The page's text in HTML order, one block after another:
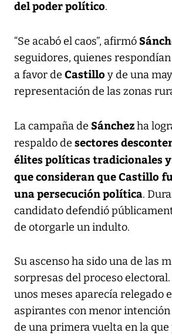
del poder político.
“Se acabó el caos”, afirmó
seguidores, quienes
a favor de Castillo y de una
representación de las zonas
La campaña de Sánchezha
respaldo de sectores
élites políticas tradicionales
que consideran que Castillo
una persecución política.
candidato defendió
de otorgarle un indulto.
Su ascenso ha sido una de las
sorpresas del proceso
unos meses aparecía relegado
aspirantes con menor
de una primera vuelta en la